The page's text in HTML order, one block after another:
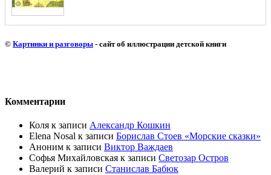
© Картинки и разговоры - сайт об иллюстрации детской книги
Комментарии
Коля к записи Александр Кошкин
Elena Nosal к записи Борислав Стоев «Морские сказки»
Аноним к записи Виктор Важдаев
Софья Михайловская к записи Светозар Остров
Валерий к записи Станислав Бабюк